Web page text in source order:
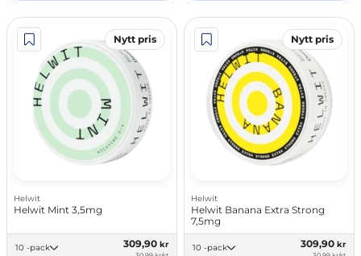
Nytt pris
Helwit
Helwit Mint 3,5mg
10 -pack 309,90 kr
Nytt pris
Helwit
Helwit Banana Extra Strong
7,5mg
10 -pack 309,90 kr